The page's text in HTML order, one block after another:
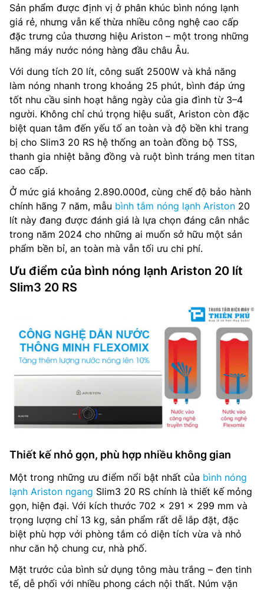
Sản phẩm được định vị ở phân khúc bình nóng lạnh
giá rẻ, nhưng vẫn kế thừa nhiều công nghệ cao cấp
đặc trưng của thương hiệu Ariston – một trong những
hãng máy nước nóng hàng đầu châu Âu.
Với dung tích 20 lít, công suất 2500W và khả năng
làm nóng nhanh trong khoảng 25 phút, bình đáp ứng
tốt nhu cầu sinh hoạt hằng ngày của gia đình từ 3–4
người. Không chỉ chú trọng hiệu suất, Ariston còn đặc
biệt quan tâm đến yếu tố an toàn và độ bền khi trang
bị cho Slim3 20 RS hệ thống an toàn đồng bộ TSS,
thanh gia nhiệt bằng đồng và ruột bình tráng men titan
cao cấp.
Ở mức giá khoảng 2.890.000đ, cùng chế độ bảo hành
chính hãng 7 năm, mẫu bình tắm nóng lạnh Ariston 20
lít này đang được đánh giá là lựa chọn đáng cân nhắc
trong năm 2024 cho những ai muốn sở hữu một sản
phẩm bền bỉ, an toàn mà vẫn tối ưu chi phí.
Ưu điểm của bình nóng lạnh Ariston 20 lít
Slim3 20 RS
Thiết kế nhỏ gọn, phù hợp nhiều không gian
Một trong những ưu điểm nổi bật nhất của bình nóng
lạnh Ariston ngang Slim3 20 RS chính là thiết kế mỏng
gọn, hiện đại. Với kích thước 702 x 291 x 299 mm và
trọng lượng chỉ 13 kg, sản phẩm rất dễ lắp đặt, đặc
biệt phù hợp với phòng tắm có diện tích vừa và nhỏ
như căn hộ chung cư, nhà phố.
Mặt trước của bình sử dụng tông màu trắng – đen tinh
tế, dễ phối với nhiều phong cách nội thất. Núm vặn